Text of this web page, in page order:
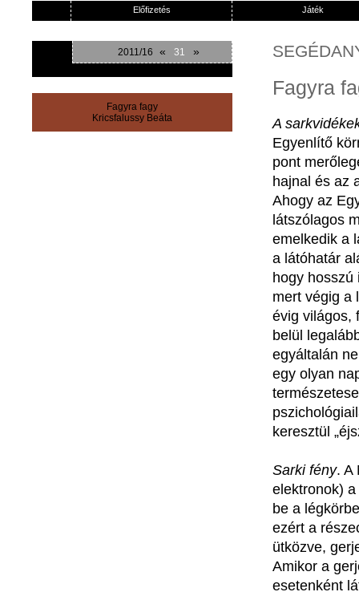
Előfizetés Játék
2011/16 « 31 »
Fagyra fagy
Kricsfalussy Beáta
Fagyra
A
Egyenlítő
pont
hajnal és az
Ahogy az
látszólagos
emelkedik a
a látóhatár
hogy hosszú
mert végig a
évig világos,
belül
egyáltalán
egy olyan
keresztül
Sarki fény. A
elektronok) a
be a légkörbe
ezért a
ütközve,
Amikor a
esetenként